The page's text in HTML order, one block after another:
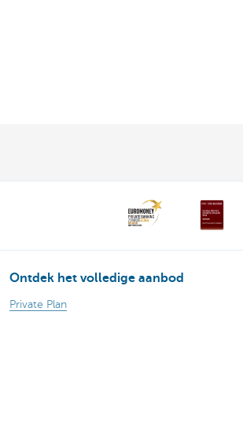
Ontdek het volledige aanbod
Private Plan